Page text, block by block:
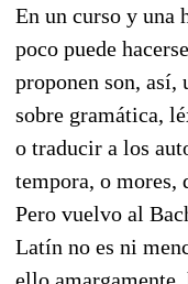
En un curso y una
poco puede
proponen son, así,
sobre gramática,
o traducir a los
tempora, o mores,
Pero vuelvo al
Latín no es ni